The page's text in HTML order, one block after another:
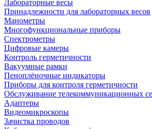
Лабораторные весы
Принадлежности для лабораторных весов
Манометры
Многофункциональные приборы
Спектрометры
Цифровые камеры
Контроль герметичности
Вакуумные рамки
Пеноплёночные индикаторы
Приборы для контроля герметичности
Обслуживание телекоммуникационных
Адаптеры
Видеомикроскопы
Зачистка проводов